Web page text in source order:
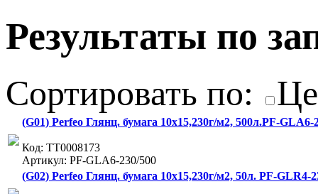
Результаты по
Сортировать по:
(G01) Perfeo Глянц. бумага 10х15,230г/м2, 500л.PF-GLA6-
Код: ТТ0008173
Артикул: PF-GLA6-230/500
(G02) Perfeo Глянц. бумага 10х15,230г/м2, 50л. PF-GLR4-